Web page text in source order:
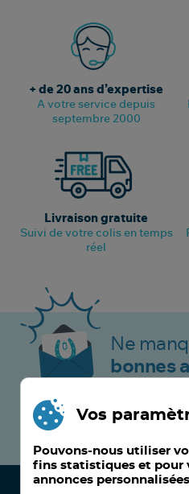
+ de 20 ans d’expertise
A votre service depuis
septembre 2000
Livraison gratuite
Suivi de votre colis en temps
réel
Ne
bonnes
JE M’INSCRIS
Vos
Pouvons-nous utiliser
fins statistiques et pour
annonces